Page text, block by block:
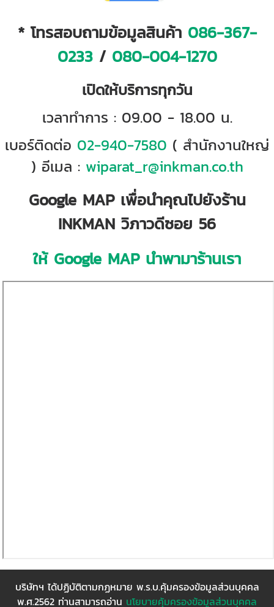
* โทรสอบถามข้อมูลสินค้า 086-367-
0233/ 080-004-1270
เปิดให้บริการทุกวัน
เวลาทำการ : 09.00 - 18.00 น.
เบอร์ติดต่อ 02-940-7580 ( สำนักงานใหญ่
) อีเมล : wiparat_r@inkman.co.th
Google MAP เพื่อนำคุณไปยังร้าน
INKMAN วิภาวดีซอย 56
ให้ Google MAP นำพามาร้านเรา
บริษัทฯ ได้ปฏิบัติตามกฏหมาย พ.ร.บ.คุ้มครองข้อมูลส่วนบุคคล
พ.ศ.2562 ท่านสามารถอ่าน นโยบายคุ้มครองข้อมูลส่วนบุคคล